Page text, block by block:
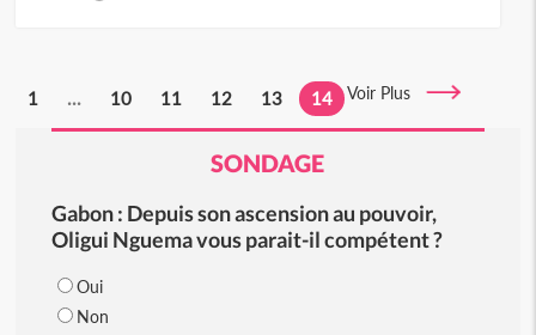
1 ... 10 11 12 13 14 Voir Plus
SONDAGE
Gabon : Depuis son ascension au pouvoir,
Oligui Nguema vous parait-il compétent ?
Oui
Non